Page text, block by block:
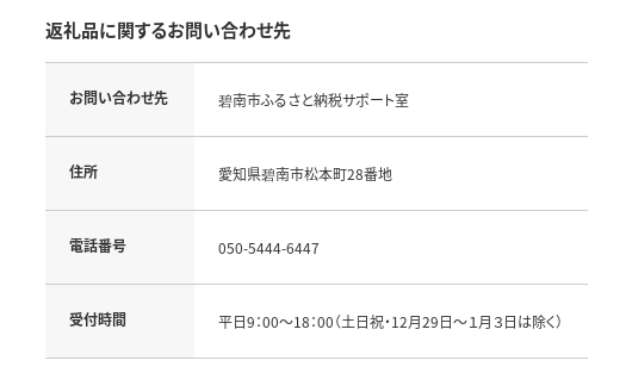
返礼品に関するお問い合わせ先
お問い合わせ先 碧南市ふるさと納税サポート室
住所 愛知県碧南市松本町28番地
電話番号 050-5444-6447
受付時間 平日9：00～18：00（土日祝・12月29日～１月３日は除く）